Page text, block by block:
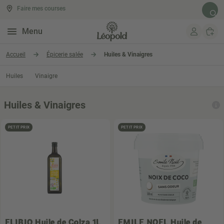
Aller au contenu
Menu
Faire mes courses
Accueil Épicerie salée Huiles & Vinaigres
Huiles Vinaigre
Huiles & Vinaigres
PETIT PRIX
ELIBIO Huile de Colza 1L
PETIT PRIX
EMILE NOEL Huile de